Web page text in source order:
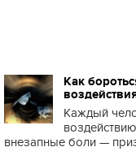
Как
Каждый
внезапные боли —